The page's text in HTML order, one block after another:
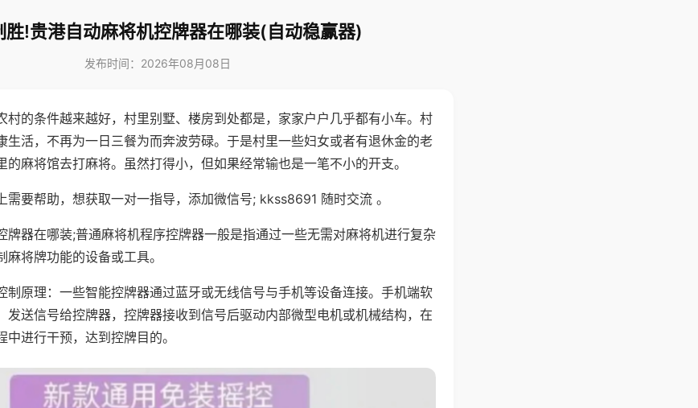
胜!贵港自动麻将机控牌器在哪装(自动稳赢器)
发布时间：2026年08月08日
村的条件越来越好，村里别墅、楼房到处都是，家家户户几乎都有小车。村
生活，不再为一日三餐为而奔波劳碌。于是村里一些妇女或者有退休金的老
的麻将馆去打麻将。虽然打得小，但如果经常输也是一笔不小的开支。
需要帮助，想获取一对一指导，添加微信号; kkss8691 随时交流 。
牌器在哪装;普通麻将机程序控牌器一般是指通过一些无需对麻将机进行复杂
将牌功能的设备或工具。
制原理：一些智能控牌器通过蓝牙或无线信号与手机等设备连接。手机端软
发送信号给控牌器，控牌器接收到信号后驱动内部微型电机或机械结构，在
进行干预，达到控牌目的。